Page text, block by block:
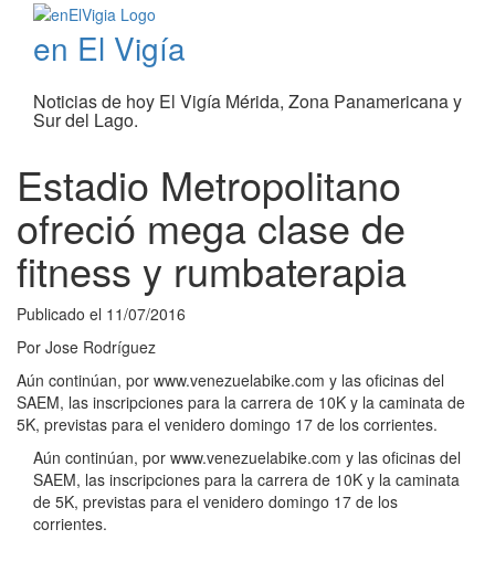
en El Vigía
Noticias de hoy El Vigía Mérida, Zona Panamericana y
Sur del Lago.
Estadio Metropolitano
ofreció mega clase de
fitness y rumbaterapia
Publicado el 11/07/2016
Por Jose Rodríguez
Aún continúan, por www.venezuelabike.com y las oficinas del
SAEM, las inscripciones para la carrera de 10K y la caminata de
5K, previstas para el venidero domingo 17 de los corrientes.
Aún continúan, por www.venezuelabike.com y las oficinas del
SAEM, las inscripciones para la carrera de 10K y la caminata
de 5K, previstas para el venidero domingo 17 de los
corrientes.